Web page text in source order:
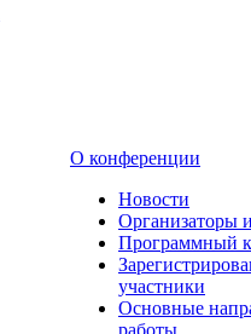
О конференции
Новости
Организаторы
Программный
участники
Основные
работы